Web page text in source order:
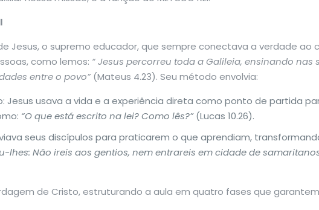
Jesus, o supremo educador, que sempre conectava a verdade ao
como lemos: “Jesus percorreu toda a Galileia, ensinando
entre o povo”(Mateus 4.23). Seu método envolvia:
usava a vida e a experiência direta como ponto de partida
“O que está escrito na lei? Como lês?”(Lucas 10.26).
seus discípulos para praticarem o que aprendiam,
lhes: Não ireis aos gentios, nem entrareis em cidade de
de Cristo, estruturando a aula em quatro fases que